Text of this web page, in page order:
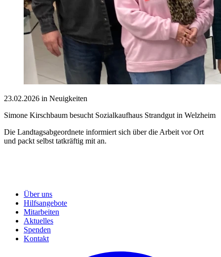
23.02.2026 in Neuigkeiten
Simone Kirschbaum besucht Sozialkaufhaus Strandgut in Welzheim
Die Landtagsabgeordnete informiert sich über die Arbeit vor Ort
und packt selbst tatkräftig mit an.
Über uns
Hilfsangebote
Mitarbeiten
Aktuelles
Spenden
Kontakt